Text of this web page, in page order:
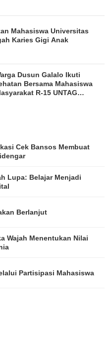
Mahasiswa Universitas
Karies Gigi Anak
Dusun Galalo Ikuti
Bersama Mahasiswa
R-15 UNTAG
Cek Bansos Membuat
Lupa: Belajar Menjadi
Berlanjut
Wajah Menentukan Nilai
Partisipasi Mahasiswa